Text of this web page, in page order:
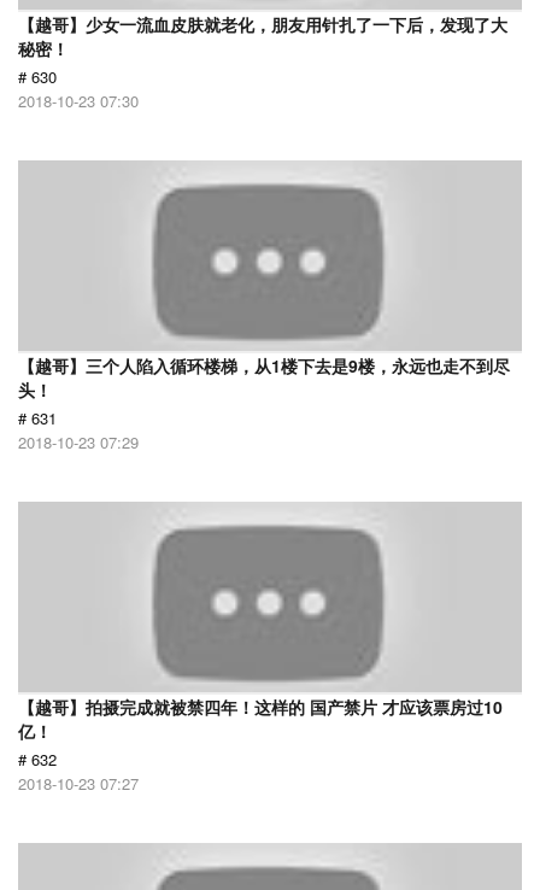
【越哥】少女一流血皮肤就老化，朋友用针扎了一下后，发现了大
秘密！
# 630
2018-10-23 07:30
【越哥】三个人陷入循环楼梯，从1楼下去是9楼，永远也走不到尽
头！
# 631
2018-10-23 07:29
【越哥】拍摄完成就被禁四年！这样的 国产禁片 才应该票房过10
亿！
# 632
2018-10-23 07:27